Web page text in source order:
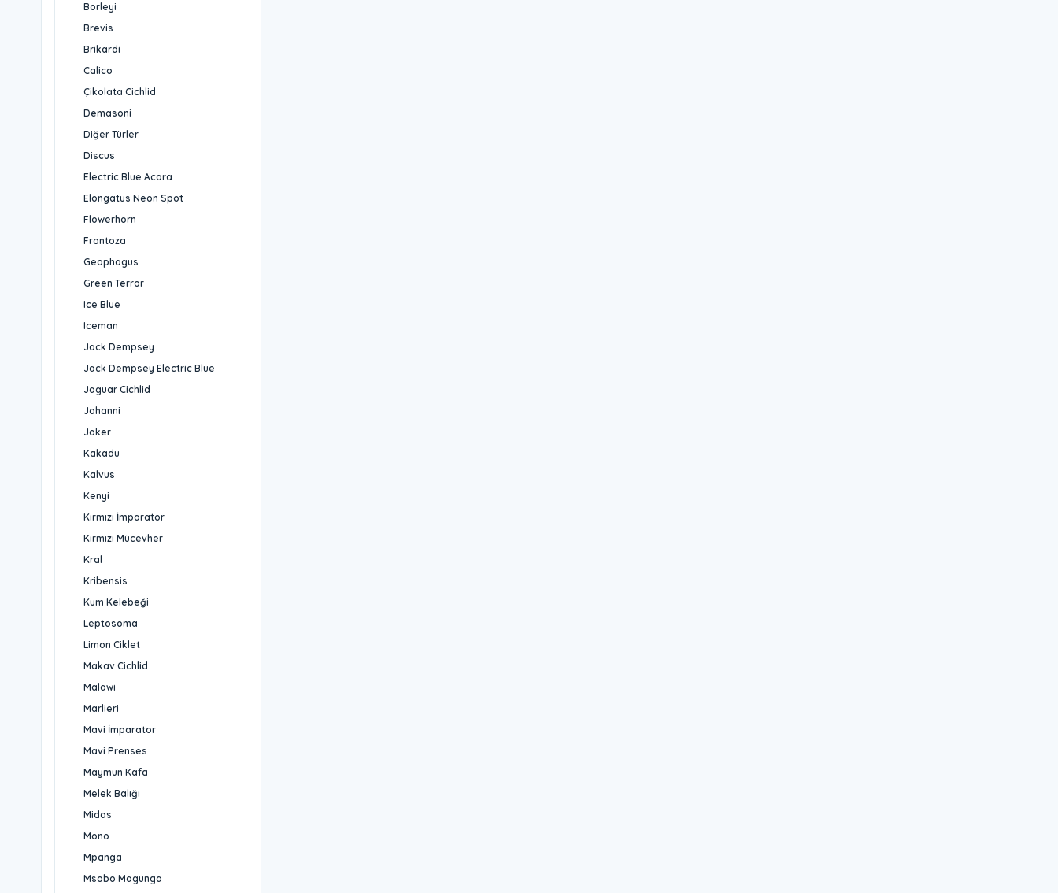
Borleyi
Brevis
Brikardi
Calico
Çikolata Cichlid
Demasoni
Diğer Türler
Discus
Electric Blue Acara
Elongatus Neon Spot
Flowerhorn
Frontoza
Geophagus
Green Terror
Ice Blue
Iceman
Jack Dempsey
Jack Dempsey Electric Blue
Jaguar Cichlid
Johanni
Joker
Kakadu
Kalvus
Kenyi
Kırmızı İmparator
Kırmızı Mücevher
Kral
Kribensis
Kum Kelebeği
Leptosoma
Limon Ciklet
Makav Cichlid
Malawi
Marlieri
Mavi İmparator
Mavi Prenses
Maymun Kafa
Melek Balığı
Midas
Mono
Mpanga
Msobo Magunga